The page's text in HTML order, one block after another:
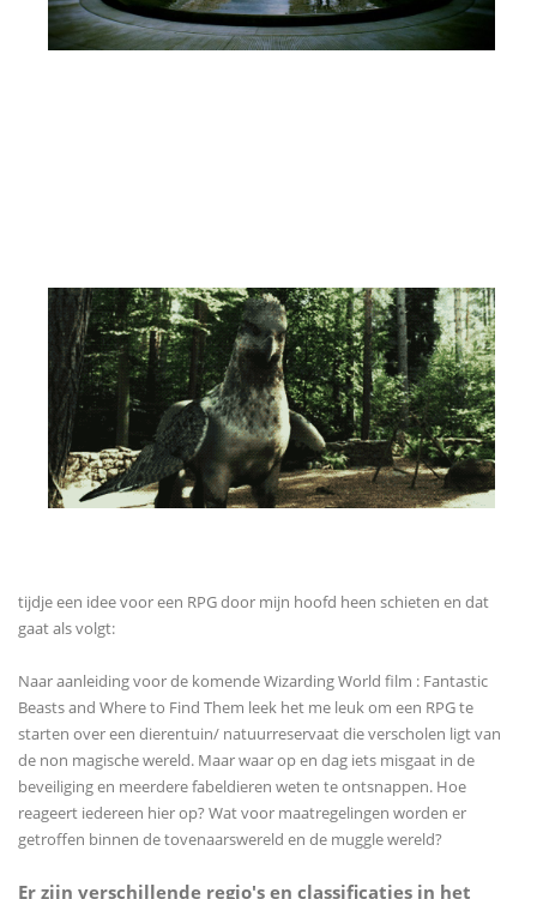
tijdje een idee voor een RPG door mijn hoofd heen schieten en dat
gaat als volgt:
Naar aanleiding voor de komende Wizarding World film : Fantastic
Beasts and Where to Find Them leek het me leuk om een RPG te
starten over een dierentuin/ natuurreservaat die verscholen ligt van
de non magische wereld. Maar waar op en dag iets misgaat in de
beveiliging en meerdere fabeldieren weten te ontsnappen. Hoe
reageert iedereen hier op? Wat voor maatregelingen worden er
getroffen binnen de tovenaarswereld en de muggle wereld?
Er zijn verschillende regio's en classificaties in het